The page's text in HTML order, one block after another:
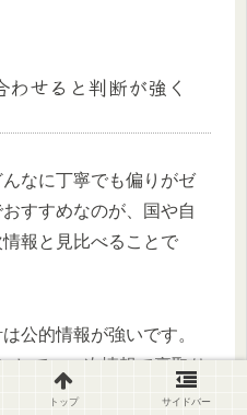
せると判断が強く
なに丁寧でも偏りがゼ
すすめなのが、国や自
報と見比べることで
公的情報が強いです。
して、一次情報で裏取り
太くなり、家族にも説明
トップ サイドバー